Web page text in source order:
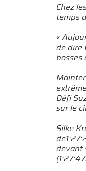
Chez
temps
«
de dire
bosses
Défi
sur le
Silke
devant